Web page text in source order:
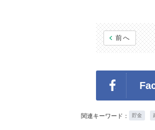
前へ
関連キーワード： 貯金